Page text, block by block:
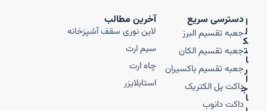
ا
ل
ک
ت
ا
ر
ا
ج
ا
ر
دسترسی سریع
جعبه تقسیم البرز
جعبه تقسیم الکان
جعبه تقسیم باکسیران
داکت پل الکتریک
داکت دانوب
آخرین مطالب
لاین نوری سقف آشپزخانه
سیم ارت
چاه ارت
استابلایزر